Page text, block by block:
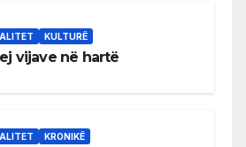
KULTURË
vijave në hartë
KRONIKË